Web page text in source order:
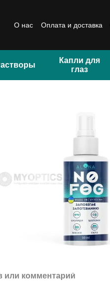
О нас Оплата и доставка
Капли для
глаз
или комментарий